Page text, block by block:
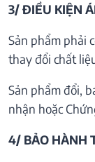
3/ ĐIỀU KIỆN
Sản phẩm phải
thay đổi chất
Sản phẩm đổi,
nhận hoặc
4/ BẢO HÀNH